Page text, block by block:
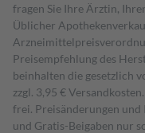
fragen Sie Ihre Ärztin,
Üblicher
Preisempfehlung des
beinhalten die gesetzlich
zzgl. 3,95 €
frei. Preisänderungen
und Gratis-Beigaben nur